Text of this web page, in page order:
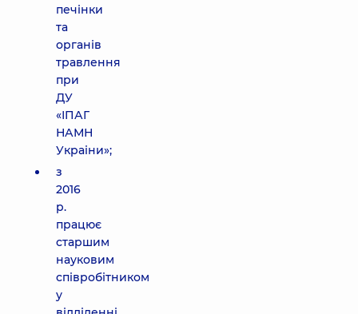
печінки
та
органів
травлення
при
ДУ
«ІПАГ
НАМН
Украіни»;
з
2016
р.
працює
старшим
науковим
співробітником
у